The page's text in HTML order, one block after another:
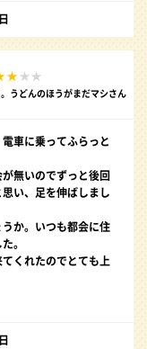
うどんのほうがまだマシさん
車に乗ってふらっと
無いのでずっと後回
い、足を伸ばしまし
か。いつも都会に住
。
くれたのでとても上